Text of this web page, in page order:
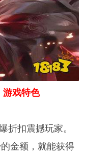
游戏特色
折扣震撼玩家。
金额，就能获得